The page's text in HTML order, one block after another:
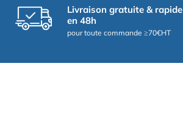
Livraison gratuite & rapide
en 48h
pour toute commande ≥70€HT